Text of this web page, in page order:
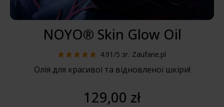
NOYO® Skin Glow Oil
4.91/5 зг. Zaufane.pl
Олія для красивої та відновленої шкіри!
129,00 zł